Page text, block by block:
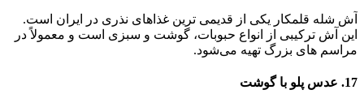
آش شله قلمکار یکی از قدیمی‌ ترین غذاهای نذری در ایران است.
این آش ترکیبی از انواع حبوبات، گوشت و سبزی است و معمولاً در
مراسم‌ های بزرگ تهیه می‌شود.
17. عدس پلو با گوشت